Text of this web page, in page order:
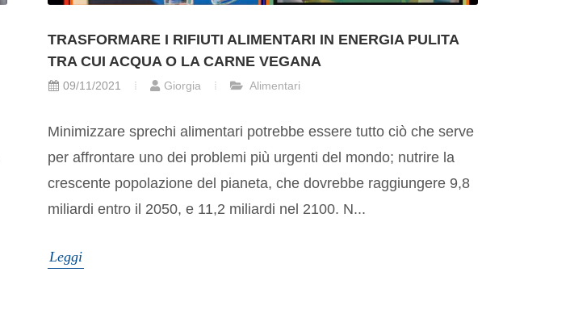
TRASFORMARE I RIFIUTI ALIMENTARI IN ENERGIA PULITA
TRA CUI ACQUA O LA CARNE VEGANA
09/11/2021 Giorgia Alimentari
Minimizzare sprechi alimentari potrebbe essere tutto ciò che serve
per affrontare uno dei problemi più urgenti del mondo; nutrire la
crescente popolazione del pianeta, che dovrebbe raggiungere 9,8
miliardi entro il 2050, e 11,2 miliardi nel 2100. N...
Leggi